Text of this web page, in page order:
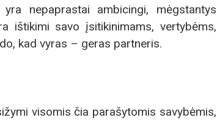
nepaprastai ambicingi, mėgstantys
ištikimi savo įsitikinimams, vertybėms,
kad vyras – geras partneris.
visomis čia parašytomis savybėmis,